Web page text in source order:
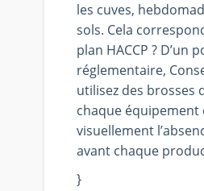
les cuves,
sols. Cela
plan HACCP ? D’un
réglementaire,
utilisez des brosses
chaque équipement
visuellement
avant chaque
}